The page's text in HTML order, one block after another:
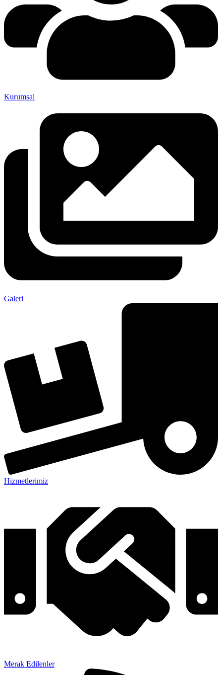
Kurumsal
Galeri
Hizmetlerimiz
Merak Edilenler